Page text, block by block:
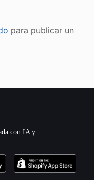
para publicar un
con IA y